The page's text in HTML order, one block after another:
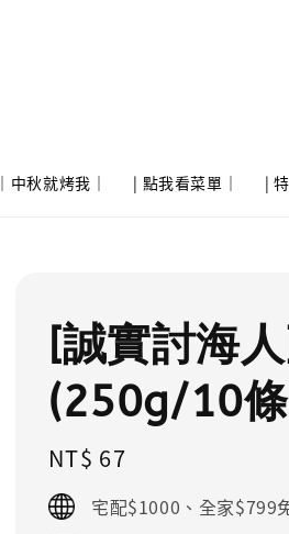
｜中秋就烤我｜ | 點我看菜單｜ |
[誠實討海
(250g/10
Regular
price
NT$ 67
宅配$1000、全家$799